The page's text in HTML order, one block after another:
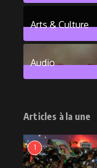
Arts & Culture
Audio
Articles à la une
1